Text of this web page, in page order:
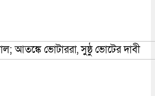
আতঙ্কে ভোটাররা, সুষ্ঠু ভোটের দাবী